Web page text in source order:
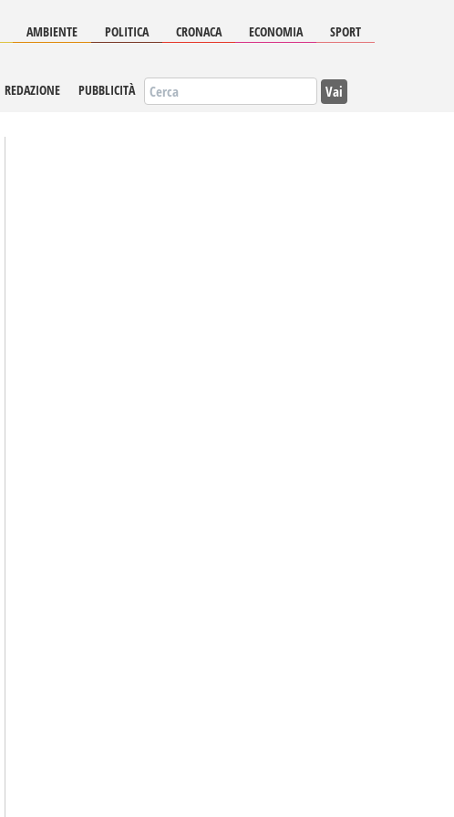
AMBIENTE POLITICA CRONACA ECONOMIA SPORT
REDAZIONE PUBBLICITÀ Vai